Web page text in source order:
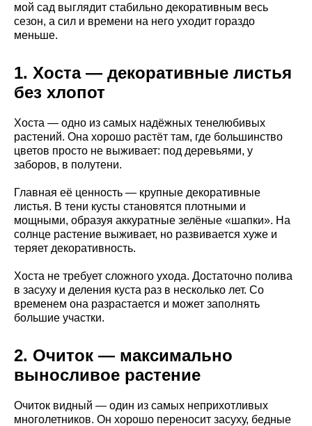
мой сад выглядит стабильно декоративным весь
сезон, а сил и времени на него уходит гораздо
меньше.
1. Хоста — декоративные листья
без хлопот
Хоста — одно из самых надёжных тенелюбивых
растений. Она хорошо растёт там, где большинство
цветов просто не выживает: под деревьями, у
заборов, в полутени.
Главная её ценность — крупные декоративные
листья. В тени кусты становятся плотными и
мощными, образуя аккуратные зелёные «шапки». На
солнце растение выживает, но развивается хуже и
теряет декоративность.
Хоста не требует сложного ухода. Достаточно полива
в засуху и деления куста раз в несколько лет. Со
временем она разрастается и может заполнять
большие участки.
2. Очиток — максимально
выносливое растение
Очиток видный — один из самых неприхотливых
многолетников. Он хорошо переносит засуху, бедные